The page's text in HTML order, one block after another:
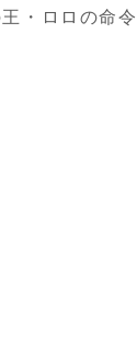
・ロロの命